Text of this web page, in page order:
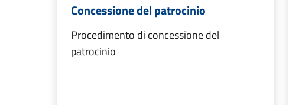
Concessione del patrocinio
Procedimento di concessione del
patrocinio